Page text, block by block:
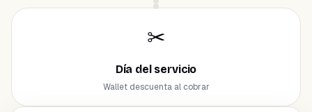
✂
Día del servicio
Wallet descuenta al cobrar